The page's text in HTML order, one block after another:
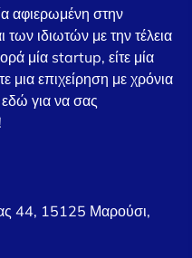
αφιερωμένη στην
ιδιωτών με την τέλεια
μία startup, είτε μία
μια επιχείρηση με χρόνια
για να σας
44, 15125 Μαρούσι,